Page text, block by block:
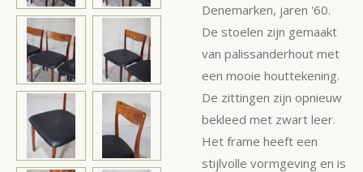
Denemarken, jaren '60.
De stoelen zijn gemaakt
van palissanderhout met
een mooie houttekening.
De zittingen zijn opnieuw
bekleed met zwart leer.
Het frame heeft een
stijlvolle vormgeving en is